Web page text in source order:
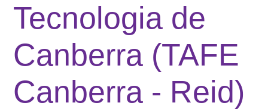
ESCOLAS E CURSOS
PROMOÇÕES
CONSULTORES EDUCACIONAIS
Tecnologia de
Canberra (TAFE
Canberra - Reid)